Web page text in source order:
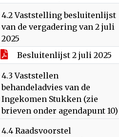
4.2 Vaststelling besluitenlijst
van de vergadering van 2 juli
2025
Besluitenlijst 2 juli 2025
4.3 Vaststellen
behandeladvies van de
Ingekomen Stukken (zie
brieven onder agendapunt 10)
4.4 Raadsvoorstel